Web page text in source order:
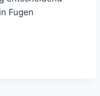
Fugen